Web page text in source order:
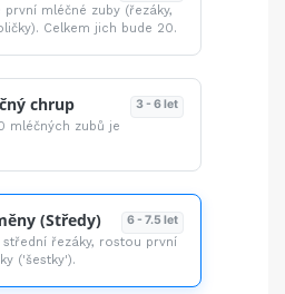
první mléčné zuby (řezáky,
Celkem jich bude 20.
chrup
3 - 6 let
mléčných zubů je
(Středy)
6 - 7.5 let
střední řezáky, rostou první
('šestky').